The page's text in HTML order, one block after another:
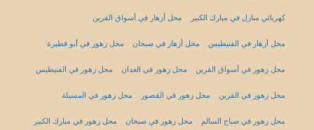
كهربائي منازل في مبارك الكبير محل أزهار في أسواق القرين
محل أزهار في الفنيطيس محل أزهار في صبحان محل زهور في أبو فطيرة
محل زهور في أسواق القرين محل زهور في العدان محل زهور في الفنيطيس
محل زهور في القرين محل زهور في القصور محل زهور في المسيلة
محل زهور في صباح السالم محل زهور في صبحان محل زهور في مبارك الكبير